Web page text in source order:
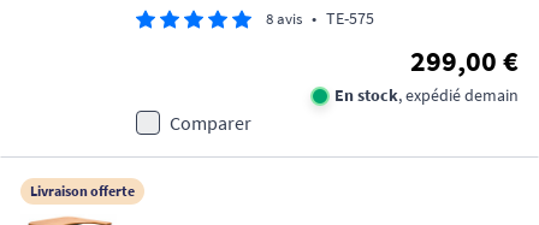
8 avis • TE-575
299,00 €
En stock, expédié demain
Comparer
Livraison offerte